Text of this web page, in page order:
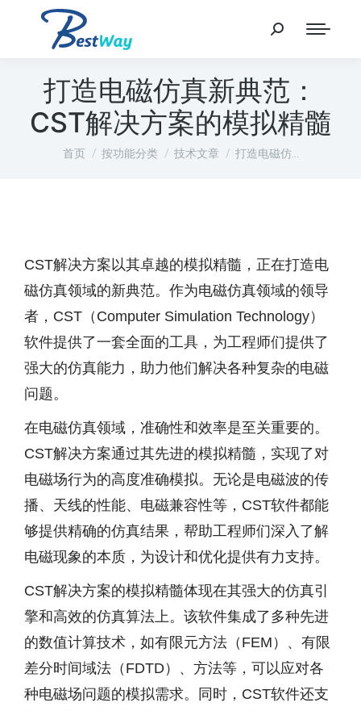
打造电磁仿真新典范：
CST解决方案的模拟精髓
您在这里：
首页 按功能分类 技术文章 打造电磁仿…
CST解决方案以其卓越的模拟精髓，正在打造电
磁仿真领域的新典范。作为电磁仿真领域的领导
者，CST（Computer Simulation Technology）
软件提供了一套全面的工具，为工程师们提供了
强大的仿真能力，助力他们解决各种复杂的电磁
问题。
在电磁仿真领域，准确性和效率是至关重要的。
CST解决方案通过其先进的模拟精髓，实现了对
电磁场行为的高度准确模拟。无论是电磁波的传
播、天线的性能、电磁兼容性等，CST软件都能
够提供精确的仿真结果，帮助工程师们深入了解
电磁现象的本质，为设计和优化提供有力支持。
CST解决方案的模拟精髓体现在其强大的仿真引
擎和高效的仿真算法上。该软件集成了多种先进
的数值计算技术，如有限元方法（FEM）、有限
差分时间域法（FDTD）、方法等，可以应对各
种电磁场问题的模拟需求。同时，CST软件还支